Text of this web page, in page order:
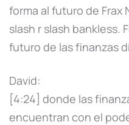
forma al futuro de Frax
slash r slash bankless.
futuro de las finanzas
David:
[4:24] donde las
encuentran con el